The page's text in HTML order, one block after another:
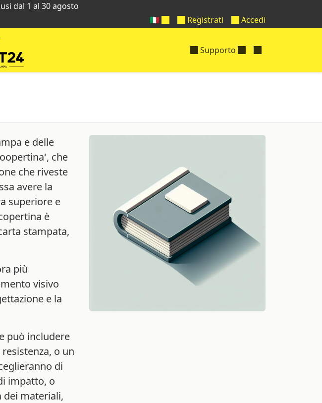
dal 1 al 30 agosto
Registrati Accedi
🇮🇹
Supporto
e delle
che
che riveste
avere la
superiore e
è
stampata,
più
visivo
e la
può includere
o un
di
impatto, o
dei materiali,